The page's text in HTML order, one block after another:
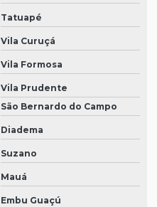
Tatuapé
Vila Curuçá
Vila Formosa
Vila Prudente
São Bernardo do Campo
Diadema
Suzano
Mauá
Embu Guaçú